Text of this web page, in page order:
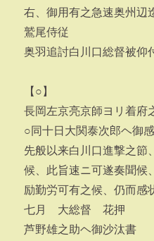
右、御用有之急速奥州辺
鷲尾侍従
奥羽追討白川口総督被仰
【○】
長岡左京亮京師ヨリ着府
○同十日大関泰次郎ヘ御
先般以来白川口進撃之節
候、此旨速ニ可遂奏聞候
励勤労可有之候、仍而感
七月 大総督 花押
芦野雄之助ヘ御沙汰書